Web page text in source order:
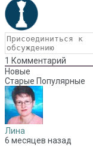
1 Комментарий
Новые
Старые Популярные
Лина
6 месяцев назад